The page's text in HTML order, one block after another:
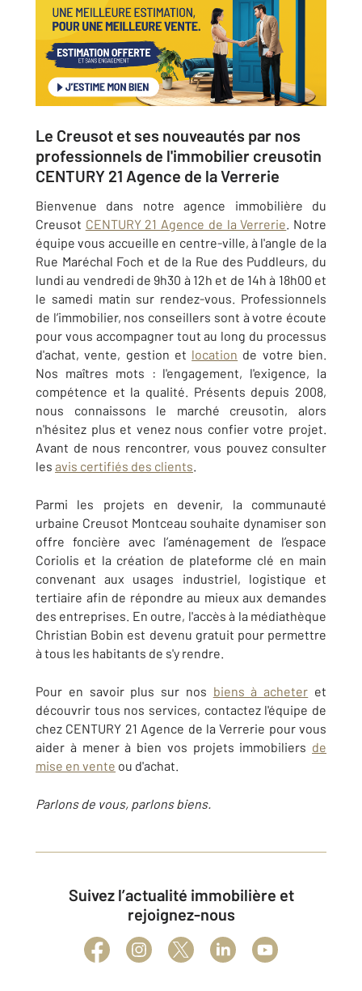
Le Creusot et ses nouveautés par nos
professionnels de l'immobilier creusotin
CENTURY 21 Agence de la Verrerie
Bienvenue dans notre agence immobilière du
Creusot CENTURY 21 Agence de la Verrerie. Notre
équipe vous accueille en centre-ville, à l'angle de la
Rue Maréchal Foch et de la Rue des Puddleurs, du
lundi au vendredi de 9h30 à 12h et de 14h à 18h00 et
le samedi matin sur rendez-vous. Professionnels
de l’immobilier, nos conseillers sont à votre écoute
pour vous accompagner tout au long du processus
d'achat, vente, gestion et location de votre bien.
Nos maîtres mots : l'engagement, l'exigence, la
compétence et la qualité. Présents depuis 2008,
nous connaissons le marché creusotin, alors
n'hésitez plus et venez nous confier votre projet.
Avant de nous rencontrer, vous pouvez consulter
les avis certifiés des clients.
Parmi les projets en devenir, la communauté
urbaine Creusot Montceau souhaite dynamiser son
offre foncière avec l’aménagement de l’espace
Coriolis et la création de plateforme clé en main
convenant aux usages industriel, logistique et
tertiaire afin de répondre au mieux aux demandes
des entreprises. En outre, l'accès à la médiathèque
Christian Bobin est devenu gratuit pour permettre
à tous les habitants de s'y rendre.
Pour en savoir plus sur nos biens à acheter et
découvrir tous nos services, contactez l'équipe de
chez CENTURY 21 Agence de la Verrerie pour vous
aider à mener à bien vos projets immobiliers de
mise en vente ou d'achat.
Parlons de vous, parlons biens.
Suivez l’actualité immobilière et
rejoignez-nous